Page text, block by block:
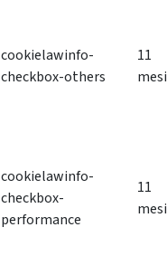
cookielawinfo-
checkbox-others
11
mesi
cookielawinfo-
checkbox-
performance
11
mesi